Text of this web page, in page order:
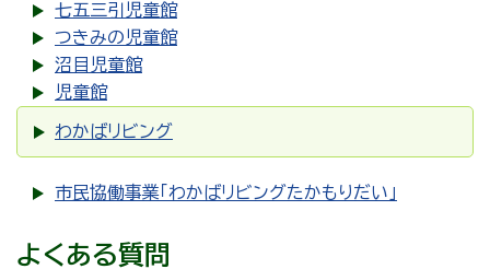
七五三引児童館
つきみの児童館
沼目児童館
児童館
わかばリビング
市民協働事業「わかばリビングたかもりだい」
よくある質問